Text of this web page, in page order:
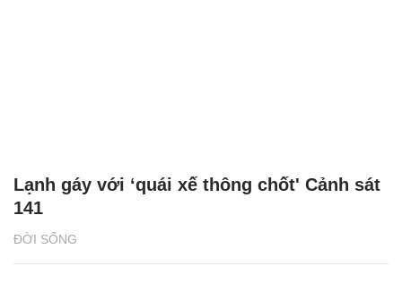
ĐỜI SỐNG
Lạnh gáy với ‘quái xế thông chốt' Cảnh sát
141